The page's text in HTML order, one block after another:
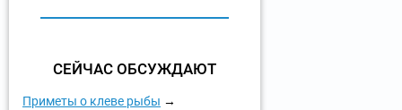
СЕЙЧАС ОБСУЖДАЮТ
Приметы о клеве рыбы